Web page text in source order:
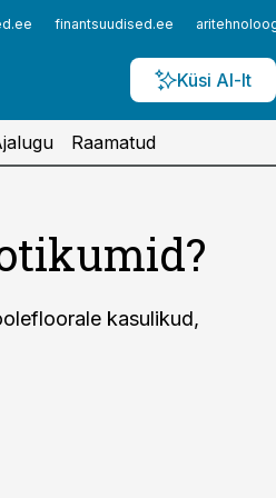
finantsuudised.ee
Küsi AI-lt
Raamatud
kasulikud,